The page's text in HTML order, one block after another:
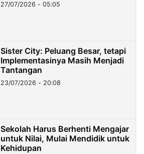
27/07/2026 - 05:05
Sister City: Peluang Besar, tetapi
Implementasinya Masih Menjadi
Tantangan
23/07/2026 - 20:08
Sekolah Harus Berhenti Mengajar
untuk Nilai, Mulai Mendidik untuk
Kehidupan